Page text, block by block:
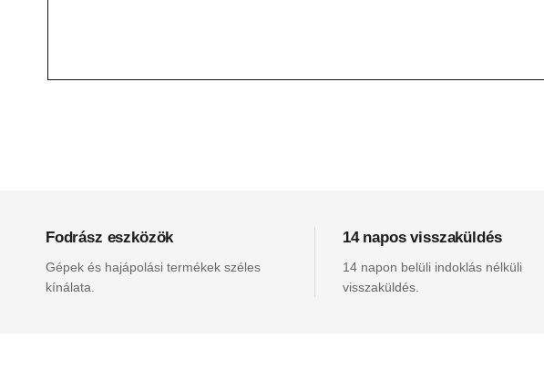
Fodrász eszközök
Gépek és hajápolási termékek széles
kínálata.
14 napos visszaküldés
14 napon belüli indoklás nélküli
visszaküldés.